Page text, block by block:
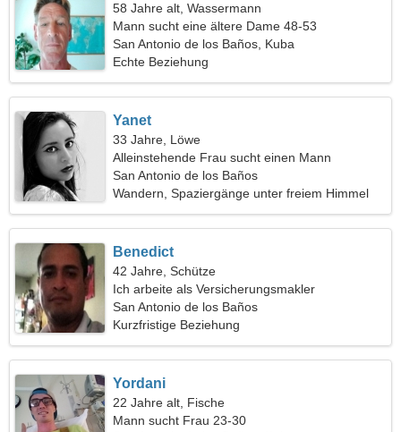
58 Jahre alt, Wassermann
Mann sucht eine ältere Dame 48-53
San Antonio de los Baños, Kuba
Echte Beziehung
Yanet
33 Jahre, Löwe
Alleinstehende Frau sucht einen Mann
San Antonio de los Baños
Wandern, Spaziergänge unter freiem Himmel
Benedict
42 Jahre, Schütze
Ich arbeite als Versicherungsmakler
San Antonio de los Baños
Kurzfristige Beziehung
Yordani
22 Jahre alt, Fische
Mann sucht Frau 23-30